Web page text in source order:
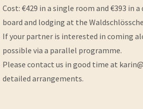
Cost: €429 in a single room and €393 in
board and lodging at the
If your partner is interested in coming
possible via a parallel programme.
Please contact us in good time at
detailed arrangements.